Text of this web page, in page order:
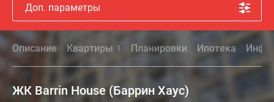
Доп. параметры
Описание Квартиры 1 Планировки Ипотека
ЖК Barrin House (Баррин Хаус)